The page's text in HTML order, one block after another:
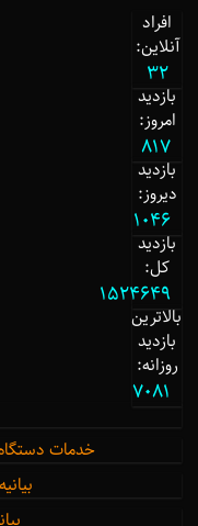
افراد
آنلاین:
32
بازدید
امروز:
817
بازدید
دیروز:
1046
بازدید
کل:
1524649
بالاترین
بازدید
روزانه:
7081
خدمات